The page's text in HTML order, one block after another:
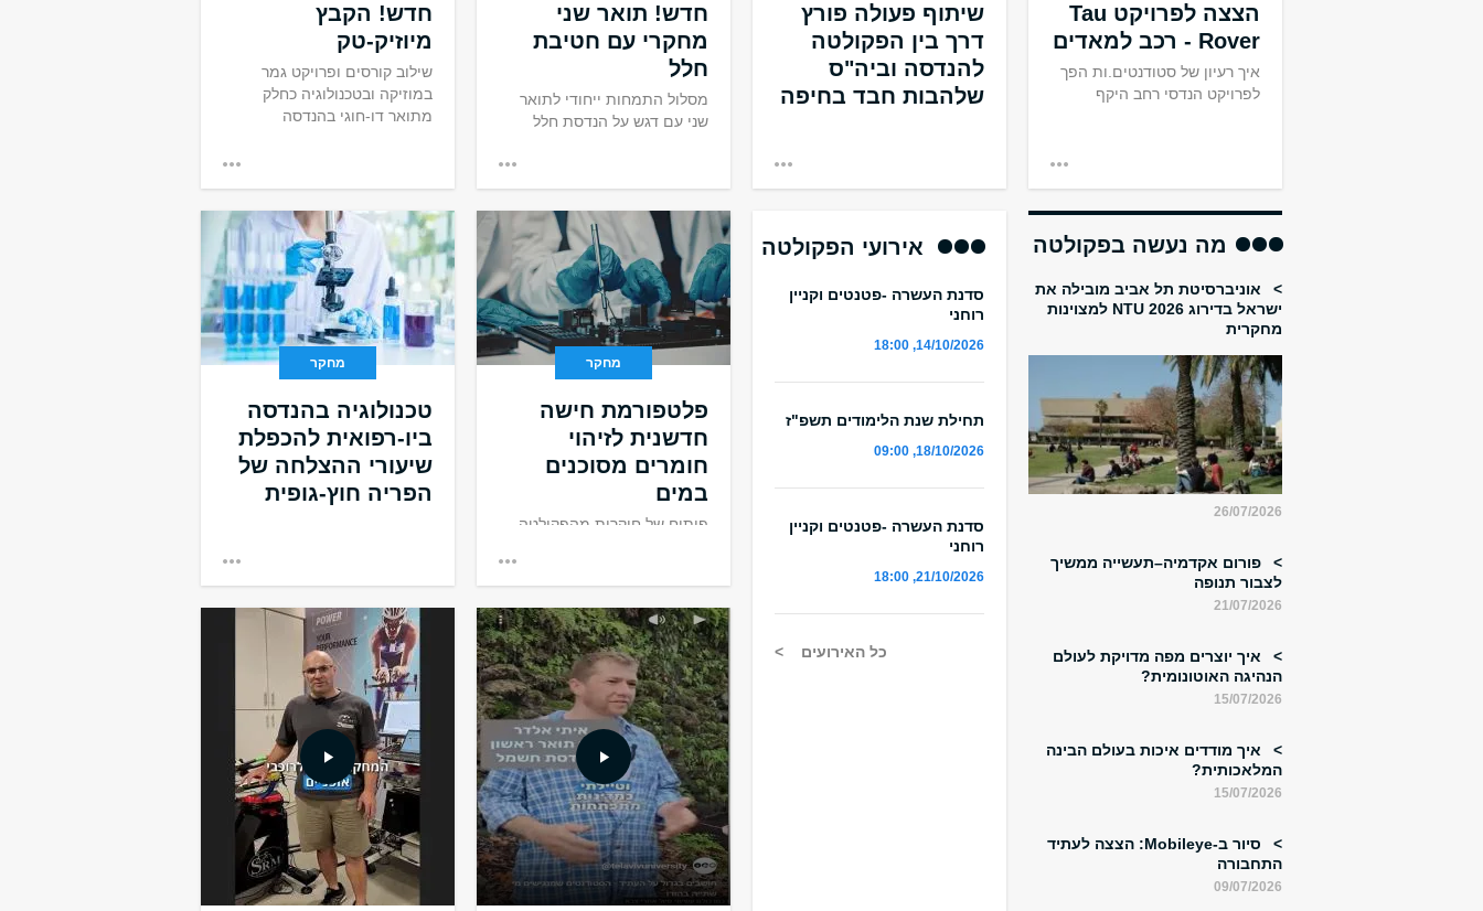
הצצה לפרויקט Tau
Rover - רכב למאדים
איך רעיון של סטודנטים.ות הפך
לפרויקט הנדסי רחב היקף
שיתוף פעולה פורץ
דרך בין הפקולטה
להנדסה וביה"ס
שלהבות חבד בחיפה
חדש! תואר שני
מחקרי עם חטיבת
חלל
מסלול התמחות ייחודי לתואר
שני עם דגש על הנדסת חלל
חדש! הקבץ
מיוזיק-טק
שילוב קורסים ופרויקט גמר
במוזיקה ובטכנולוגיה כחלק
מתואר דו-חוגי בהנדסה
מה נעשה בפקולטה
אוניברסיטת תל אביב מובילה את
ישראל בדירוג NTU 2026 למצוינות
מחקרית
26/07/2026
פורום אקדמיה–תעשייה ממשיך
לצבור תנופה
21/07/2026
איך יוצרים מפה מדויקת לעולם
הנהיגה האוטונומית?
15/07/2026
איך מודדים איכות בעולם הבינה
המלאכותית?
15/07/2026
סיור ב-Mobileye: הצצה לעתיד
התחבורה
09/07/2026
אירועי הפקולטה
סדנת העשרה -פטנטים וקניין
רוחני
14/10/2026, 18:00
תחילת שנת הלימודים תשפ"ז
18/10/2026, 09:00
סדנת העשרה -פטנטים וקניין
רוחני
21/10/2026, 18:00
כל האירועים
מחקר
פלטפורמת חישה
חדשנית לזיהוי
חומרים מסוכנים
במים
פיתוח של חוקרות מהפקולטה
מחקר
טכנולוגיה בהנדסה
ביו-רפואית להכפלת
שיעורי ההצלחה של
הפריה חוץ-גופית